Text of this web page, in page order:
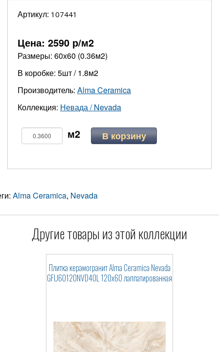
Артикул: 107441
Цена: 2590 р/м2
Размеры: 60х60 (0.36м2)
В коробке: 5шт / 1.8м2
Производитель: Alma Ceramica
Коллекция: Невада / Nevada
В корзину
Alma Ceramica, Nevada
Другие товары из этой коллекции
Плитка керамогранит Alma Ceramica Nevada
GFU60120NVD40L 120x60 лаппатированная